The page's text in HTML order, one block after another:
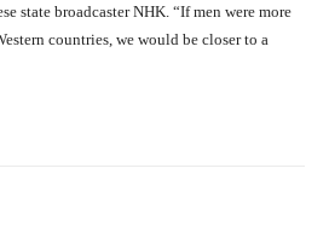
state broadcaster NHK. “If men were more
countries, we would be closer to a